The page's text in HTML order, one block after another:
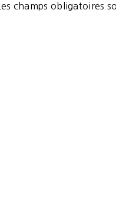
Les champs obligatoires